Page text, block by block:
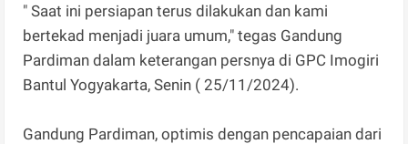
" Saat ini persiapan terus dilakukan dan kami
bertekad menjadi juara umum," tegas Gandung
Pardiman dalam keterangan persnya di GPC Imogiri
Bantul Yogyakarta, Senin ( 25/11/2024).
Gandung Pardiman, optimis dengan pencapaian dari